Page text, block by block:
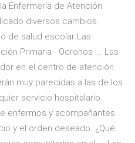
Enfermería de Atención
diversos cambios.
de salud escolar Las
Primaria - Ocronos ... Las
en el centro de atención
muy parecidas a las de los
servicio hospitalario.
enfermos y acompañantes
y el orden deseado. ¿Qué